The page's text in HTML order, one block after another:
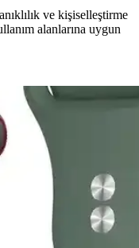
ve kişiselleştirme
alanlarına uygun